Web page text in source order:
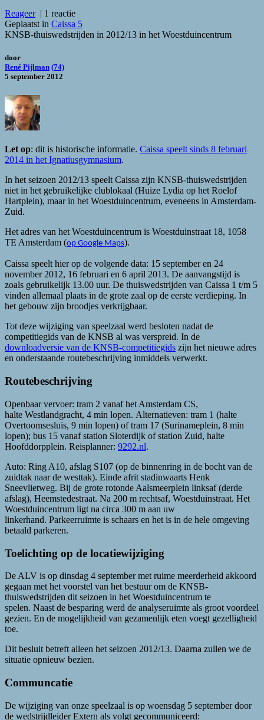
Reageer | 1 reactie
Geplaatst in Caissa 5
KNSB-thuiswedstrijden in 2012/13 in het Woestduincentrum
door
René Pijlman (74)
5 september 2012
Let op: dit is historische informatie. Caissa speelt sinds 8 februari
2014 in het Ignatiusgymnasium.
In het seizoen 2012/13 speelt Caissa zijn KNSB-thuiswedstrijden
niet in het gebruikelijke clublokaal (Huize Lydia op het Roelof
Hartplein), maar in het Woestduincentrum, eveneens in Amsterdam-
Zuid.
Het adres van het Woestduincentrum is Woestduinstraat 18, 1058
TE Amsterdam (op Google Maps).
Caissa speelt hier op de volgende data: 15 september en 24
november 2012, 16 februari en 6 april 2013. De aanvangstijd is
zoals gebruikelijk 13.00 uur. De thuiswedstrijden van Caissa 1 t/m 5
vinden allemaal plaats in de grote zaal op de eerste verdieping. In
het gebouw zijn broodjes verkrijgbaar.
Tot deze wijziging van speelzaal werd besloten nadat de
competitiegids van de KNSB al was verspreid. In de
downloadversie van de KNSB-competitiegids zijn het nieuwe adres
en onderstaande routebeschrijving inmiddels verwerkt.
Routebeschrijving
Openbaar vervoer: tram 2 vanaf het Amsterdam CS,
halte Westlandgracht, 4 min lopen. Alternatieven: tram 1 (halte
Overtoomsesluis, 9 min lopen) of tram 17 (Surinameplein, 8 min
lopen); bus 15 vanaf station Sloterdijk of station Zuid, halte
Hoofddorpplein. Reisplanner: 9292.nl.
Auto: Ring A10, afslag S107 (op de binnenring in de bocht van de
zuidtak naar de westtak). Einde afrit stadinwaarts Henk
Sneevlietweg. Bij de grote rotonde Aalsmeerplein linksaf (derde
afslag), Heemstedestraat. Na 200 m rechtsaf, Woestduinstraat. Het
Woestduincentrum ligt na circa 300 m aan uw
linkerhand. Parkeerruimte is schaars en het is in de hele omgeving
betaald parkeren.
Toelichting op de locatiewijziging
De ALV is op dinsdag 4 september met ruime meerderheid akkoord
gegaan met het voorstel van het bestuur om de KNSB-
thuiswedstrijden dit seizoen in het Woestduincentrum te
spelen. Naast de besparing werd de analyseruimte als groot voordeel
gezien. En de mogelijkheid van gezamenlijk eten voegt gezelligheid
toe.
Dit besluit betreft alleen het seizoen 2012/13. Daarna zullen we de
situatie opnieuw bezien.
Communcatie
De wijziging van onze speelzaal is op woensdag 5 september door
de wedstrijdleider Extern als volgt gecommuniceerd: